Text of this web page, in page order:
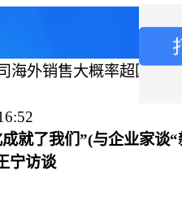
海外销售大概率超国内
了我们”(与企业家谈“
访谈